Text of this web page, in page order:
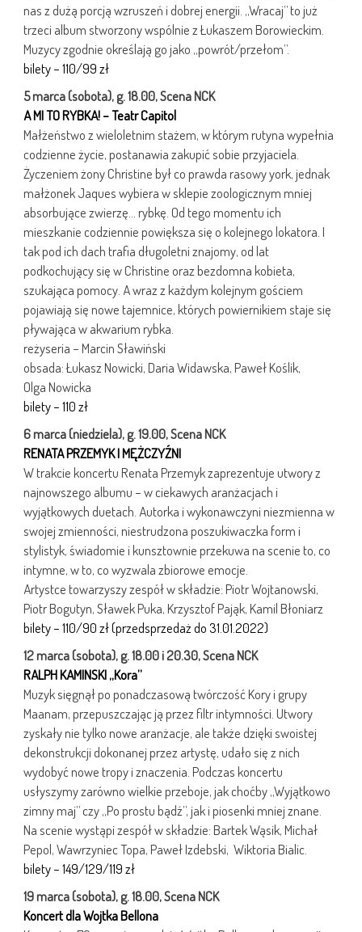
nas z dużą porcją wzruszeń i dobrej energii. „Wracaj” to już
trzeci album stworzony wspólnie z Łukaszem Borowieckim.
Muzycy zgodnie określają go jako „powrót/przełom”.
bilety – 110/99 zł
5 marca (sobota), g. 18.00, Scena NCK
A MI TO RYBKA! –Teatr Capitol
Małżeństwo z wieloletnim stażem, w którym rutyna wypełnia
codzienne życie, postanawia zakupić sobie przyjaciela.
Życzeniem żony Christine był co prawda rasowy york, jednak
małżonek Jaques wybiera w sklepie zoologicznym mniej
absorbujące zwierzę… rybkę. Od tego momentu ich
mieszkanie codziennie powiększa się o kolejnego lokatora. I
tak pod ich dach trafia długoletni znajomy, od lat
podkochujący się w Christine oraz bezdomna kobieta,
szukająca pomocy. A wraz z każdym kolejnym gościem
pojawiają się nowe tajemnice, których powiernikiem staje się
pływająca w akwarium rybka.
reżyseria – Marcin Sławiński
obsada: Łukasz Nowicki, Daria Widawska, Paweł Koślik,
Olga Nowicka
bilety – 110 zł
6 marca (niedziela), g. 19.00, Scena NCK
RENATA PRZEMYK I MĘŻCZYŹNI
W trakcie koncertu Renata Przemyk zaprezentuje utwory z
najnowszego albumu – w ciekawych aranżacjach i
wyjątkowych duetach. Autorka i wykonawczyni niezmienna w
swojej zmienności, niestrudzona poszukiwaczka form i
stylistyk, świadomie i kunsztownie przekuwa na scenie to, co
intymne, w to, co wyzwala zbiorowe emocje.
Artystce towarzyszy zespół w składzie: Piotr Wojtanowski,
Piotr Bogutyn, Sławek Puka, Krzysztof Pająk, Kamil Błoniarz
bilety – 110/90 zł (przedsprzedaż do 31.01.2022)
12 marca (sobota), g. 18.00 i 20.30, Scena NCK
RALPH KAMINSKI „Kora”
Muzyk sięgnął po ponadczasową twórczość Kory i grupy
Maanam, przepuszczając ją przez filtr intymności. Utwory
zyskały nie tylko nowe aranżacje, ale także dzięki swoistej
dekonstrukcji dokonanej przez artystę, udało się z nich
wydobyć nowe tropy i znaczenia. Podczas koncertu
usłyszymy zarówno wielkie przeboje, jak choćby „Wyjątkowo
zimny maj” czy „Po prostu bądź”, jak i piosenki mniej znane.
Na scenie wystąpi zespół w składzie: Bartek Wąsik, Michał
Pepol, Wawrzyniec Topa, Paweł Izdebski, Wiktoria Bialic.
bilety – 149/129/119 zł
19 marca (sobota), g. 18.00, Scena NCK
Koncert dla Wojtka Bellona